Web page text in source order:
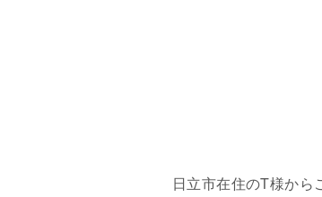
日立市在住のT様か